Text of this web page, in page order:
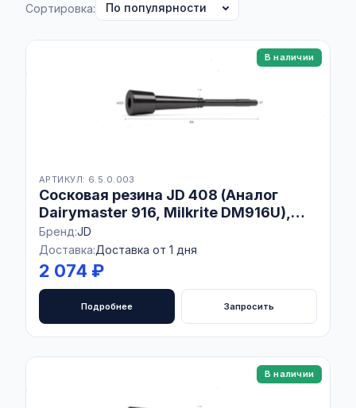
Сортировка:
В наличии
АРТИКУЛ: 6.5.0.003
Сосковая резина JD 408 (Аналог
Dairymaster 916, Milkrite DМ916U),
Комплект 4 шт
Бренд:JD
Доставка:Доставка от 1 дня
2 074 ₽
Подробнее Запросить
В наличии